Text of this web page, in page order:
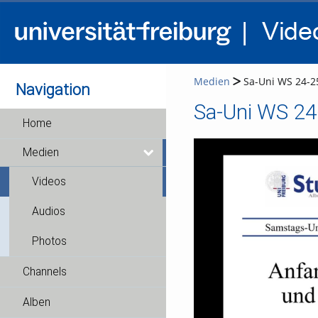
Navigation
Home
Medien
Videos
Audios
Photos
Channels
Alben
Medien Sa-Uni WS 24-
Sa-Uni WS